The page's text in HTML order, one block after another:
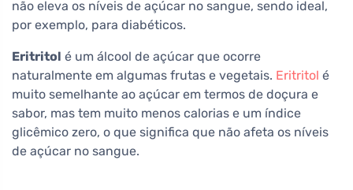
não eleva os níveis de açúcar no sangue, sendo ideal,
por exemplo, para diabéticos.
Eritritol é um álcool de açúcar que ocorre
naturalmente em algumas frutas e vegetais. Eritritol é
muito semelhante ao açúcar em termos de doçura e
sabor, mas tem muito menos calorias e um índice
glicêmico zero, o que significa que não afeta os níveis
de açúcar no sangue.